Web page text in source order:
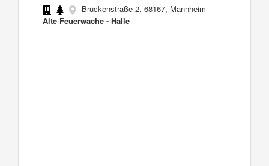
Brückenstraße 2, 68167, Mannheim
Alte Feuerwache - Halle